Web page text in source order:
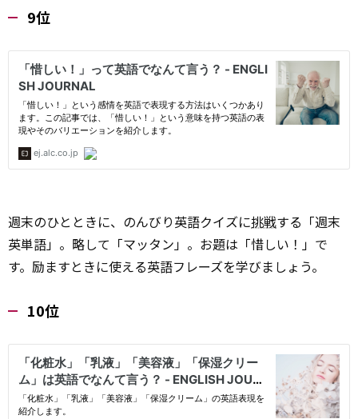
9位
週末のひとときに、のんびり英語クイズに挑戦する「週末
英単語」。略して「マッタン」。お題は「惜しい！」で
す。励ますときに使える英語フレーズを学びましょう。
10位